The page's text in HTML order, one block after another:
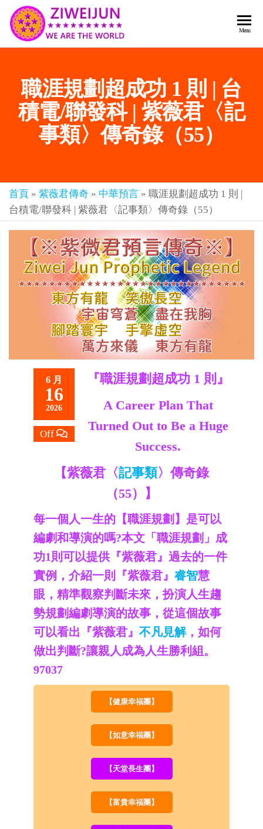
紫薇
《推
背
圖》
預
紫薇
君寰
宇傳
奇官
網
世
主
樂
章-
人
人
彌
賽
亞-
個
個
都
是
救
世
主
Menu
職涯規劃超成功 1 則 | 台
積電/聯發科 | 紫薇君〈記
事類〉傳奇錄（55）
首頁 » 紫薇君傳奇 » 中華預言 » 職涯規劃超成功 1 則 |
台積電/聯發科 | 紫薇君〈記事類〉傳奇錄（55）
6 月
16
2026
Off
『職涯規劃超成功 1 則』
A Career Plan That
Turned Out to Be a Huge
Success.
【紫薇君〈記事類〉傳奇錄
（55）】
每一個人一生的【職涯規劃】是可以
編劇和導演的嗎?本文「職涯規劃」成
功1則可以提供『紫薇君』過去的一件
實例， 介紹一則『紫薇君』 睿智慧
眼，精準觀察判斷未來，扮演人生趨
勢規劃編劇導演的故事，從這個故事
可以看出『紫薇君』 不凡見解，如何
做出判斷?讓親人成為人生勝利組。
97037
【健康幸福團】
【如意幸福團】
【天堂長生團】
【富貴幸福團】